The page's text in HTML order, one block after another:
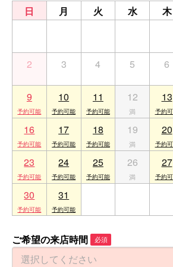
日 月 火 水 木
2 3 4 5 6
9 10 11 12 13
16 17 18 19 20
23 24 25 26 27
30 31
ご希望の来店時間 必須